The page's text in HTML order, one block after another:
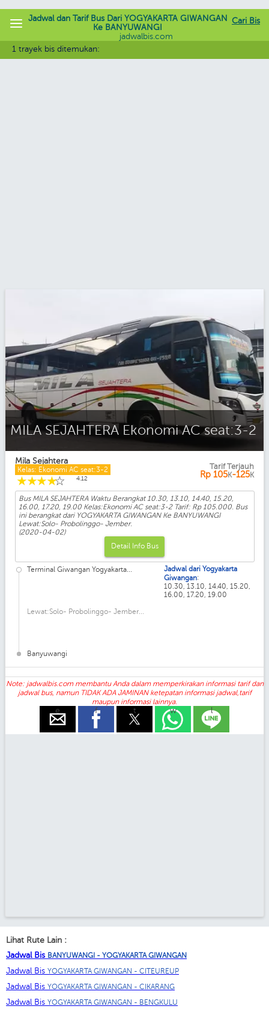
Cari Bis
Jadwal dan Tarif Bus Dari YOGYAKARTA GIWANGAN
Ke BANYUWANGI
jadwalbis.com
1 trayek bis ditemukan:
MILA SEJAHTERA Ekonomi AC seat:3-2
Mila Sejahtera
Kelas: Ekonomi AC seat:3-2
☆
☆
☆
☆
☆ 4.12
Tarif Terjauh
Rp 105K-125K
Bus MILA SEJAHTERA Waktu Berangkat 10.30, 13.10, 14.40, 15.20,
16.00, 17.20, 19.00 Kelas:Ekonomi AC seat:3-2 Tarif: Rp 105.000. Bus
ini berangkat dari YOGYAKARTA GIWANGAN Ke BANYUWANGI
Lewat:Solo- Probolinggo- Jember.
(2020-04-02)
Detail Info Bus
Terminal Giwangan Yogyakarta...
Lewat:Solo- Probolinggo- Jember...
Banyuwangi
Jadwal dari Yogyakarta
Giwangan:
10.30, 13.10, 14.40, 15.20,
16.00, 17.20, 19.00
Note: jadwalbis.com membantu Anda dalam memperkirakan informasi tarif dan
jadwal bus, namun TIDAK ADA JAMINAN ketepatan informasi jadwal,tarif
maupun informasi lainnya.
e f t w l
Lihat Rute Lain :
Jadwal Bis BANYUWANGI - YOGYAKARTA GIWANGAN
Jadwal Bis YOGYAKARTA GIWANGAN - CITEUREUP
Jadwal Bis YOGYAKARTA GIWANGAN - CIKARANG
Jadwal Bis YOGYAKARTA GIWANGAN - BENGKULU